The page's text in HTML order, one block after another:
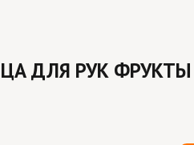
ДЛЯ РУК ФРУКТЫ